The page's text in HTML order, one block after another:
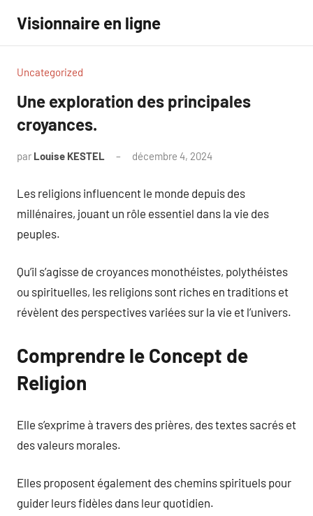
contenu
Visionnaire en ligne
Uncategorized
Une exploration des principales
croyances.
par Louise KESTEL décembre 4, 2024
Les religions influencent le monde depuis des
millénaires, jouant un rôle essentiel dans la vie des
peuples.
Qu’il s’agisse de croyances monothéistes, polythéistes
ou spirituelles, les religions sont riches en traditions et
révèlent des perspectives variées sur la vie et l’univers.
Comprendre le Concept de
Religion
Elle s’exprime à travers des prières, des textes sacrés et
des valeurs morales.
Elles proposent également des chemins spirituels pour
guider leurs fidèles dans leur quotidien.